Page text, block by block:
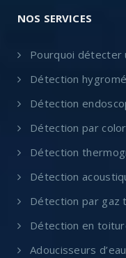
NOS SERVICES
Pourquoi détecter
Détection
Détection
Détection par
Détection
Détection
Détection par gaz
Détection en
Adoucisseurs d’eau